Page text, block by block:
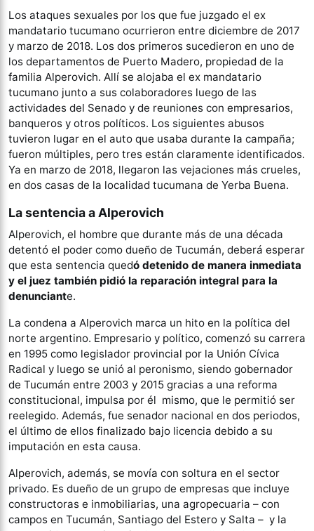
Los ataques sexuales por los que fue juzgado el ex
mandatario tucumano ocurrieron entre diciembre de 2017
y marzo de 2018. Los dos primeros sucedieron en uno de
los departamentos de Puerto Madero, propiedad de la
familia Alperovich. Allí se alojaba el ex mandatario
tucumano junto a sus colaboradores luego de las
actividades del Senado y de reuniones con empresarios,
banqueros y otros políticos. Los siguientes abusos
tuvieron lugar en el auto que usaba durante la campaña;
fueron múltiples, pero tres están claramente identificados.
Ya en marzo de 2018, llegaron las vejaciones más crueles,
en dos casas de la localidad tucumana de Yerba Buena.
La sentencia a Alperovich
Alperovich, el hombre que durante más de una década
detentó el poder como dueño de Tucumán, deberá esperar
que esta sentencia quedó detenido de manera inmediata
y el juez también pidió la reparación integral para la
denunciante.
La condena a Alperovich marca un hito en la política del
norte argentino. Empresario y político, comenzó su carrera
en 1995 como legislador provincial por la Unión Cívica
Radical y luego se unió al peronismo, siendo gobernador
de Tucumán entre 2003 y 2015 gracias a una reforma
constitucional, impulsa por él mismo, que le permitió ser
reelegido. Además, fue senador nacional en dos periodos,
el último de ellos finalizado bajo licencia debido a su
imputación en esta causa.
Alperovich, además, se movía con soltura en el sector
privado. Es dueño de un grupo de empresas que incluye
constructoras e inmobiliarias, una agropecuaria – con
campos en Tucumán, Santiago del Estero y Salta – y la